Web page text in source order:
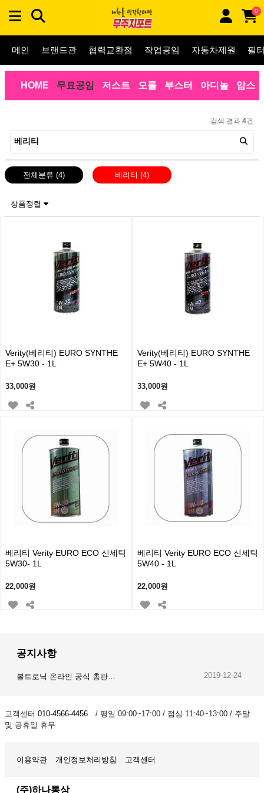
0
메인 브랜드관 협력교환점 작업공임 자동차제원 필
HOME 무료공임 저스트 모튤 부스터 아디놀 암스
검색 결과 4건
전체분류(4) 베리티 (4)
상품정렬
Verity(베리티) EURO SYNTHE
E+ 5W30 - 1L
33,000원
Verity(베리티) EURO SYNTHE
E+ 5W40 - 1L
33,000원
베리티 Verity EURO ECO 신세틱
5W30- 1L
22,000원
베리티 Verity EURO ECO 신세틱
5W40 - 1L
22,000원
공지사항
볼트로닉 온라인 공식 총판… 2019-12-24
고객센터 010-4566-4456 / 평일 09:00~17:00 / 점심 11:40~13:00 / 주말
및 공휴일 휴무
이용약관 개인정보처리방침 고객센터
(주)하나통상